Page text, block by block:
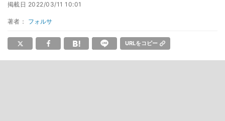
掲載日 2022/03/11 10:01
著者： フォルサ
URLをコピー